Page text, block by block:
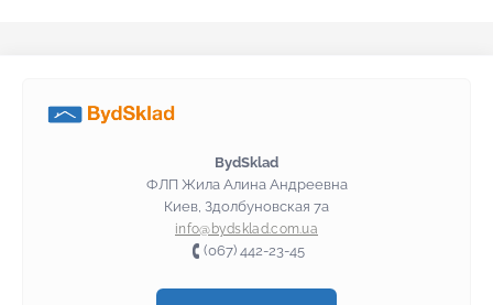
BydSklad
ФЛП Жила Алина Андреевна
Киев, Здолбуновская 7а
info@bydsklad.com.ua
(067) 442-23-45